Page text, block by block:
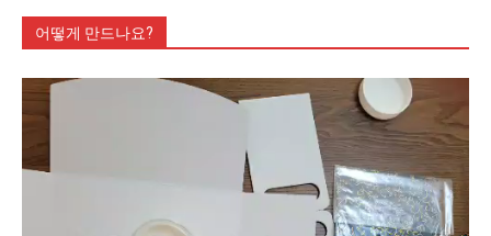
어떻게 만드나요?